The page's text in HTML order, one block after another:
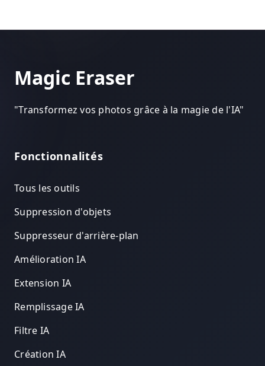
Magic Eraser
"Transformez vos photos grâce à la magie de l'IA"
Fonctionnalités
Tous les outils
Suppression d'objets
Suppresseur d'arrière-plan
Amélioration IA
Extension IA
Remplissage IA
Filtre IA
Création IA